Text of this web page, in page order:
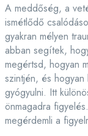
A meddőség, a
ismétlődő
gyakran mélyen
abban segítek,
megértsd, hogyan
szintjén, és
gyógyulni. Itt
önmagadra
megérdemli a